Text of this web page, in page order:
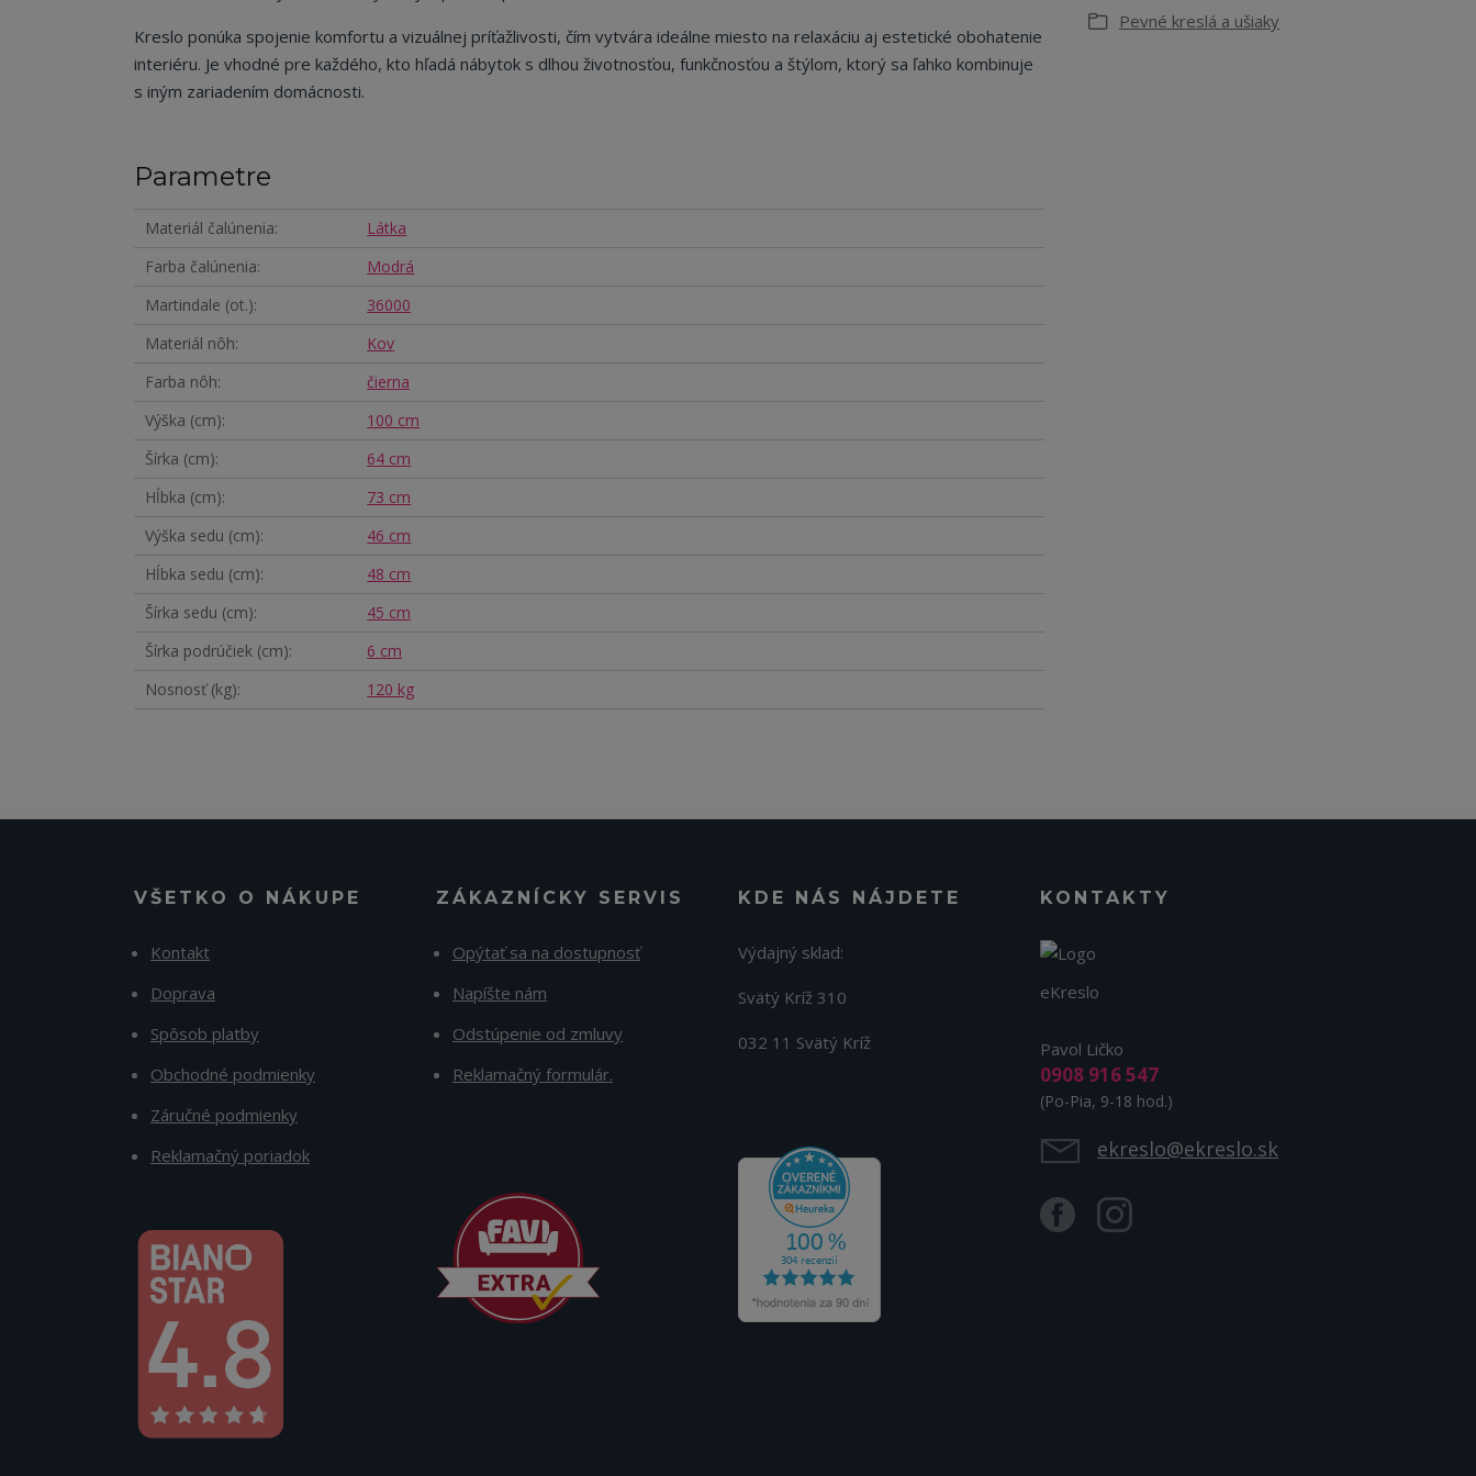
Kreslo ponúka spojenie komfortu a vizuálnej príťažlivosti, čím vytvára ideálne miesto na relaxáciu aj estetické obohatenie
interiéru. Je vhodné pre každého, kto hľadá nábytok s dlhou životnosťou, funkčnosťou a štýlom, ktorý sa ľahko kombinuje
s iným zariadením domácnosti.
Parametre
Materiál čalúnenia
Látka
Farba čalúnenia
Modrá
Martindale (ot.)
36000
Materiál nôh
Kov
Farba nôh
čierna
Výška (cm)
100 cm
Šírka (cm)
64 cm
Hĺbka (cm)
73 cm
Výška sedu (cm)
46 cm
Hĺbka sedu (cm)
48 cm
Šírka sedu (cm)
45 cm
Šírka podrúčiek (cm)
6 cm
Nosnosť (kg)
120 kg
Pevné kreslá a ušiaky
VŠETKO O NÁKUPE
Kontakt
Doprava
Spôsob platby
Obchodné podmienky
Záručné podmienky
Reklamačný poriadok
ZÁKAZNÍCKY SERVIS
Opýtať sa na dostupnosť
Napíšte nám
Odstúpenie od zmluvy
Reklamačný formulár.
KDE NÁS NÁJDETE
Výdajný sklad:
Svätý Kríž 310
032 11 Svätý Kríž
KONTAKTY
eKreslo
Pavol Ličko
0908 916 547
(Po-Pia, 9-18 hod.)
ekreslo@ekreslo.sk